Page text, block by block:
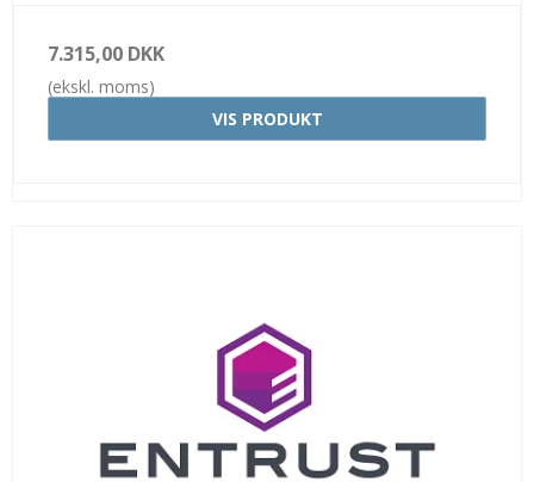
7.315,00 DKK
(ekskl. moms)
VIS PRODUKT